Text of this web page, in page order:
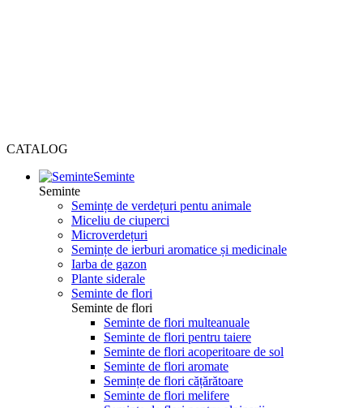
CATALOG
Seminte
Seminte
Semințe de verdețuri pentu animale
Miceliu de ciuperci
Microverdețuri
Semințe de ierburi aromatice și medicinale
Iarba de gazon
Plante siderale
Seminte de flori
Seminte de flori
Seminte de flori multeanuale
Seminte de flori pentru taiere
Seminte de flori acoperitoare de sol
Seminte de flori aromate
Semințe de flori cățărătoare
Seminte de flori melifere